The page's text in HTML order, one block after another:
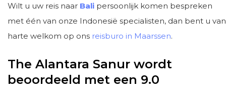
Wilt u uw reis naar Bali persoonlijk komen bespreken
met één van onze Indonesië specialisten, dan bent u van
harte welkom op ons reisburo in Maarssen.
The Alantara Sanur wordt
beoordeeld met een 9.0